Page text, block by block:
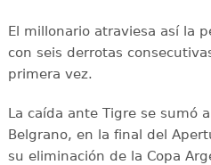
El millonario atraviesa así la
con seis derrotas
primera vez.
La caída ante Tigre se sumó
Belgrano, en la final del
su eliminación de la Copa